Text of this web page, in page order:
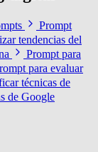
Prompt
tendencias del
Prompt para
para evaluar
técnicas de
de Google